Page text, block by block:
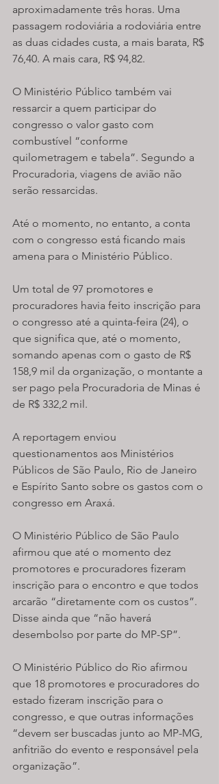
aproximadamente três horas. Uma
passagem rodoviária a rodoviária entre
as duas cidades custa, a mais barata, R$
76,40. A mais cara, R$ 94,82.
O Ministério Público também vai
ressarcir a quem participar do
congresso o valor gasto com
combustível “conforme
quilometragem e tabela”. Segundo a
Procuradoria, viagens de avião não
serão ressarcidas.
Até o momento, no entanto, a conta
com o congresso está ficando mais
amena para o Ministério Público.
Um total de 97 promotores e
procuradores havia feito inscrição para
o congresso até a quinta-feira (24), o
que significa que, até o momento,
somando apenas com o gasto de R$
158,9 mil da organização, o montante a
ser pago pela Procuradoria de Minas é
de R$ 332,2 mil.
A reportagem enviou
questionamentos aos Ministérios
Públicos de São Paulo, Rio de Janeiro
e Espírito Santo sobre os gastos com o
congresso em Araxá.
O Ministério Público de São Paulo
afirmou que até o momento dez
promotores e procuradores fizeram
inscrição para o encontro e que todos
arcarão “diretamente com os custos”.
Disse ainda que “não haverá
desembolso por parte do MP-SP”.
O Ministério Público do Rio afirmou
que 18 promotores e procuradores do
estado fizeram inscrição para o
congresso, e que outras informações
“devem ser buscadas junto ao MP-MG,
anfitrião do evento e responsável pela
organização”.